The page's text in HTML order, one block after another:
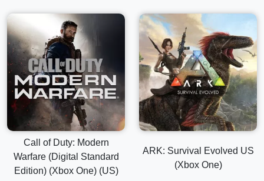
Call of Duty: Modern
Warfare (Digital Standard
Edition) (Xbox One) (US)
ARK: Survival Evolved US
(Xbox One)